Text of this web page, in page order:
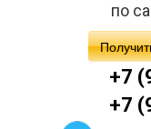
по
+7
+7